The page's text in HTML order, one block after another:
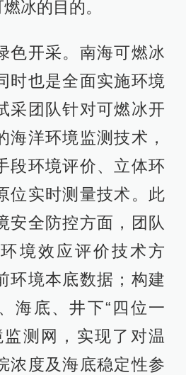
冰的目的。
色开采。南海可燃冰
时也是全面实施环境
采团队针对可燃冰开
海洋环境监测技术，
段环境评价、立体环
位实时测量技术。此
安全防控方面，团队
境效应评价技术方
环境本底数据；构建
海底、井下“四位一
测网，实现了对温
浓度及海底稳定性参